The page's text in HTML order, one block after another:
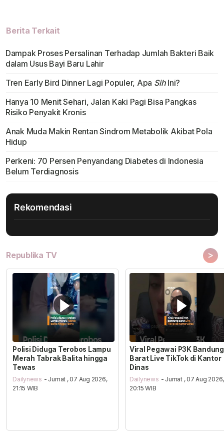
Berita Terkait
Dampak Proses Persalinan Terhadap Jumlah Bakteri Baik
dalam Usus Bayi Baru Lahir
Tren Early Bird Dinner Lagi Populer, Apa SihIni?
Hanya 10 Menit Sehari, Jalan Kaki Pagi Bisa Pangkas
Risiko Penyakit Kronis
Anak Muda Makin Rentan Sindrom Metabolik Akibat Pola
Hidup
Perkeni: 70 Persen Penyandang Diabetes di Indonesia
Belum Terdiagnosis
Rekomendasi
Republika TV >
Polisi Diduga Terobos Lampu
Merah Tabrak Balita hingga
Tewas
Dailynews - Jumat , 07 Aug 2026,
21:15 WIB
Viral Pegawai P3K Bandung
Barat Live TikTok di Kantor
Dinas
Dailynews - Jumat , 07 Aug 2026,
20:15 WIB